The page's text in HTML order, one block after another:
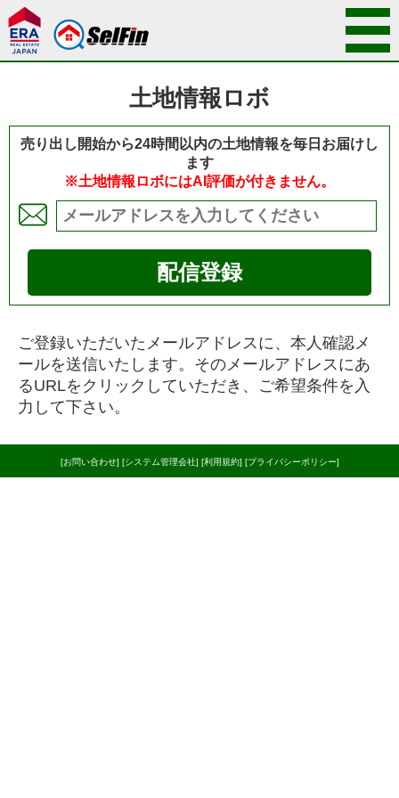
土地情報ロボ
売り出し開始から24時間以内の土地情報を毎日お届けし
ます
※土地情報ロボにはAI評価が付きません。
配信登録
ご登録いただいたメールアドレスに、本人確認メ
ールを送信いたします。そのメールアドレスにあ
るURLをクリックしていただき、ご希望条件を入
力して下さい。
[お問い合わせ] [システム管理会社] [利用規約] [プライバシーポリシー]